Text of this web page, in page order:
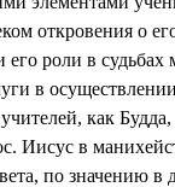
откровения о
роли в судьбах
в
как
Иисус в
по значению